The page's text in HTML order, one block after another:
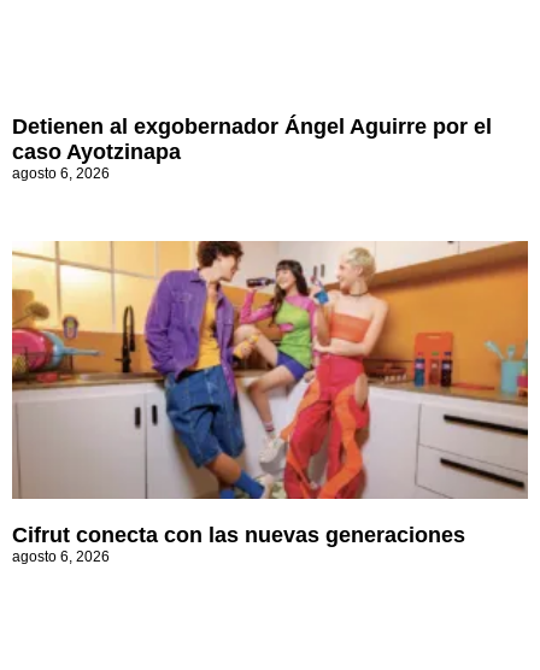
Detienen al exgobernador Ángel Aguirre por el
caso Ayotzinapa
agosto 6, 2026
Cifrut conecta con las nuevas generaciones
agosto 6, 2026